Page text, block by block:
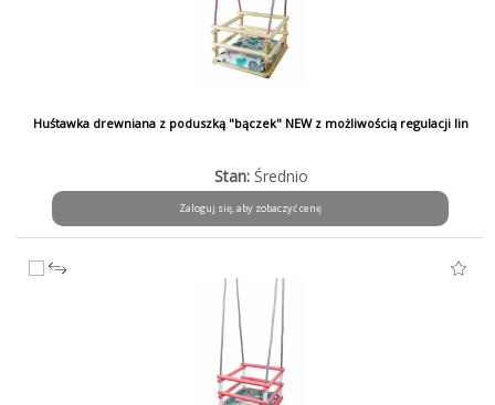
Huśtawka drewniana z poduszką "bączek" NEW z możliwością regulacji lin
Stan: Średnio
Zaloguj się, aby zobaczyć cenę